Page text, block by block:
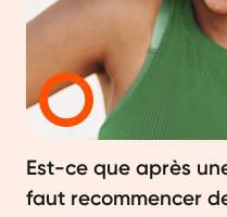
Est-ce que après
faut recommencer